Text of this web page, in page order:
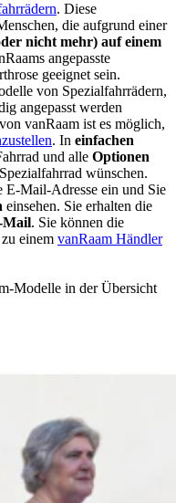
. Diese
die aufgrund einer
nicht mehr) auf einem
angepasste
geeignet sein.
von Spezialfahrrädern,
angepasst werden
vanRaam ist es möglich,
. In einfachen
und alle Optionen
wünschen.
E-Mail-Adresse ein und Sie
einsehen. Sie erhalten die
Mail. Sie können die
einem vanRaam Händler
Modelle in der Übersicht